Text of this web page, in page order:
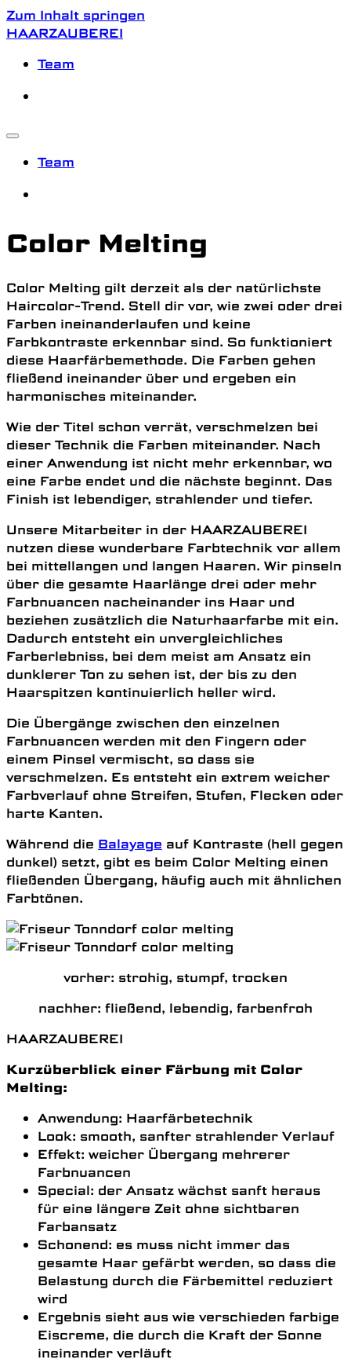
Zum Inhalt springen
HAARZAUBEREI
Team
Team
Color Melting
Color Melting gilt derzeit als der natürlichste
Haircolor-Trend. Stell dir vor, wie zwei oder drei
Farben ineinanderlaufen und keine
Farbkontraste erkennbar sind. So funktioniert
diese Haarfärbemethode. Die Farben gehen
fließend ineinander über und ergeben ein
harmonisches miteinander.
Wie der Titel schon verrät, verschmelzen bei
dieser Technik die Farben miteinander. Nach
einer Anwendung ist nicht mehr erkennbar, wo
eine Farbe endet und die nächste beginnt. Das
Finish ist lebendiger, strahlender und tiefer.
Unsere Mitarbeiter in der HAARZAUBEREI
nutzen diese wunderbare Farbtechnik vor allem
bei mittellangen und langen Haaren. Wir pinseln
über die gesamte Haarlänge drei oder mehr
Farbnuancen nacheinander ins Haar und
beziehen zusätzlich die Naturhaarfarbe mit ein.
Dadurch entsteht ein unvergleichliches
Farberlebniss, bei dem meist am Ansatz ein
dunklerer Ton zu sehen ist, der bis zu den
Haarspitzen kontinuierlich heller wird.
Die Übergänge zwischen den einzelnen
Farbnuancen werden mit den Fingern oder
einem Pinsel vermischt, so dass sie
verschmelzen. Es entsteht ein extrem weicher
Farbverlauf ohne Streifen, Stufen, Flecken oder
harte Kanten.
Während die Balayage auf Kontraste (hell gegen
dunkel) setzt, gibt es beim Color Melting einen
fließenden Übergang, häufig auch mit ähnlichen
Farbtönen.
vorher: strohig, stumpf, trocken
nachher: fließend, lebendig, farbenfroh
HAARZAUBEREI
Kurzüberblick einer Färbung mit Color
Melting:
Anwendung: Haarfärbetechnik
Look: smooth, sanfter strahlender Verlauf
Effekt: weicher Übergang mehrerer
Farbnuancen
Special: der Ansatz wächst sanft heraus
für eine längere Zeit ohne sichtbaren
Farbansatz
Schonend: es muss nicht immer das
gesamte Haar gefärbt werden, so dass die
Belastung durch die Färbemittel reduziert
wird
Ergebnis sieht aus wie verschieden farbige
Eiscreme, die durch die Kraft der Sonne
ineinander verläuft